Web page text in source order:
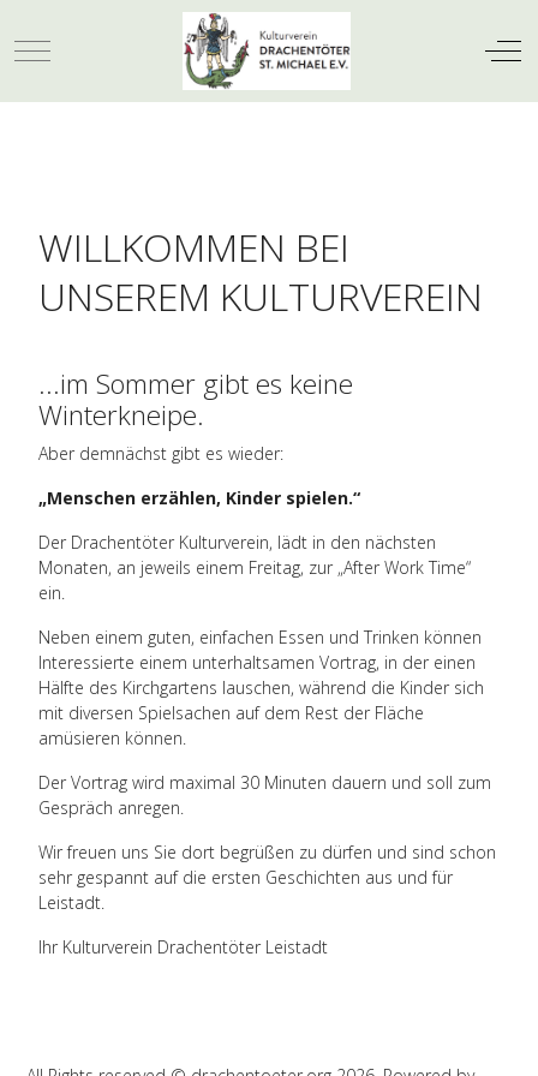
Mobile Menu Toggle Off-
WILLKOMMEN BEI
UNSEREM KULTURVEREIN
...im Sommer gibt es keine
Winterkneipe.
Aber demnächst gibt es wieder:
„Menschen erzählen, Kinder spielen.“
Der Drachentöter Kulturverein, lädt in den nächsten
Monaten, an jeweils einem Freitag, zur „After Work Time“
ein.
Neben einem guten, einfachen Essen und Trinken können
Interessierte einem unterhaltsamen Vortrag, in der einen
Hälfte des Kirchgartens lauschen, während die Kinder sich
mit diversen Spielsachen auf dem Rest der Fläche
amüsieren können.
Der Vortrag wird maximal 30 Minuten dauern und soll zum
Gespräch anregen.
Wir freuen uns Sie dort begrüßen zu dürfen und sind schon
sehr gespannt auf die ersten Geschichten aus und für
Leistadt.
Ihr Kulturverein Drachentöter Leistadt